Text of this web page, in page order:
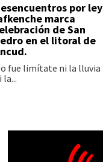
por ley
marca
de San
en el litoral de
fue limítate ni la lluvia
la...